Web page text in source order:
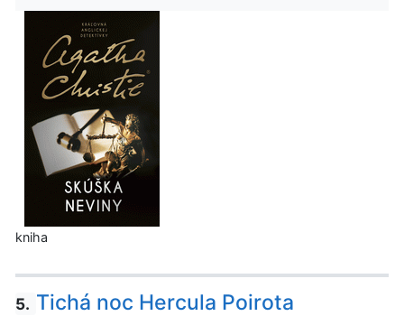
kniha
5. Tichá noc Hercula Poirota